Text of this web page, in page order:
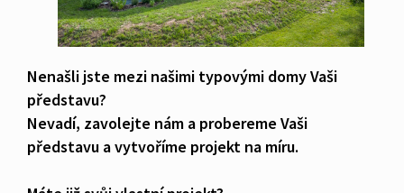
Nenašli jste mezi našimi typovými domy Vaši
představu?
Nevadí, zavolejte nám a probereme Vaši
představu a vytvoříme projekt na míru.